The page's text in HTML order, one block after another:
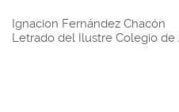
Ignacion Fernández Chacón
Letrado del Ilustre Colegio